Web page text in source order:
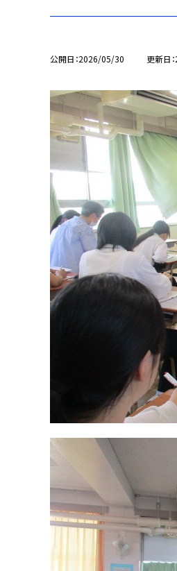
公開日 2026/05/30 更新日